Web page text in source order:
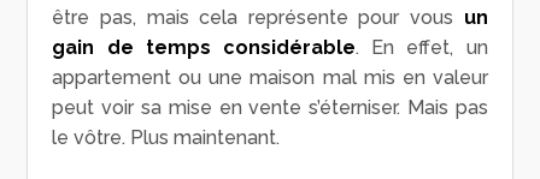
être pas, mais cela représente pour vous un
gain de temps considérable. En effet, un
appartement ou une maison mal mis en valeur
peut voir sa mise en vente s’éterniser. Mais pas
le vôtre. Plus maintenant.